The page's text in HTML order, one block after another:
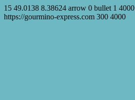
15 49.0138 8.38624 arrow 0 bullet 1 4000
https://gourmino-express.com 300 4000